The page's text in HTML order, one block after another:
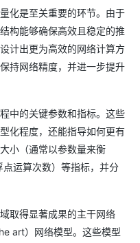
化是至关重要的环节。由于
构能够确保高效且稳定的推
计出更为高效的网络计算方
持网络精度，并进一步提升
中的关键参数和指标。这些
化程度，还能指导如何更有
小（通常以参数量来衡
运算次数）等指标，并分
取得显著成果的主干网络
art）网络模型。这些模型